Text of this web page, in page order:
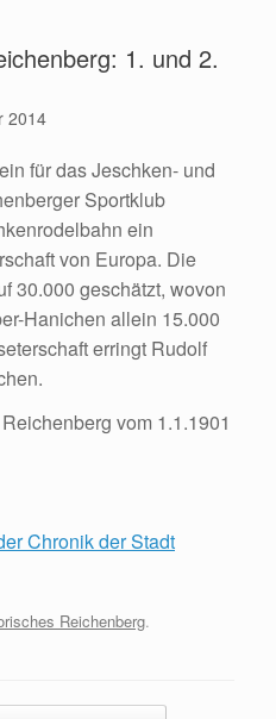
1. und 2.
2014
für das Jeschken- und
Sportklub
ein
von Europa. Die
30.000 geschätzt, wovon
Hanichen allein 15.000
erringt Rudolf
vom 1.1.1901
Chronik der Stadt
Reichenberg.